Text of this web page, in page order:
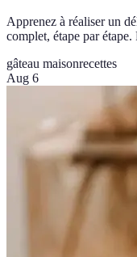
Apprenez à réaliser un
complet, étape par
gâteau maisonrecettes
Aug 6